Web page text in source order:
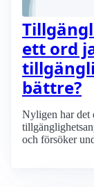
ett ord
bättre?
Nyligen har det
och försöker